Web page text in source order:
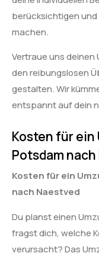
berücksichtigen
machen.
Vertraue uns deinen
den reibungslosen
gestalten. Wir
entspannt auf dein
Kosten für
Potsdam
Kosten für ein
nach Naestved
Du planst einen
fragst dich, welche
verursacht? Das